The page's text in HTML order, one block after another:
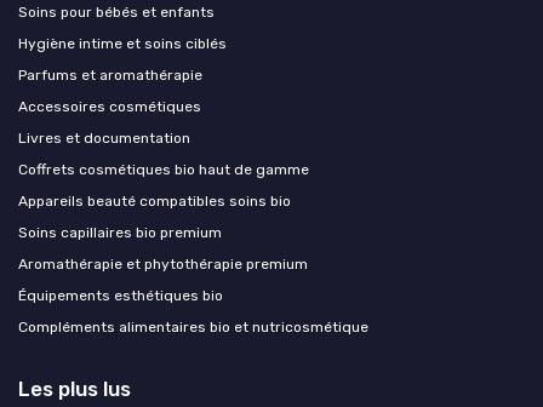
Soins pour bébés et enfants
Hygiène intime et soins ciblés
Parfums et aromathérapie
Accessoires cosmétiques
Livres et documentation
Coffrets cosmétiques bio haut de gamme
Appareils beauté compatibles soins bio
Soins capillaires bio premium
Aromathérapie et phytothérapie premium
Équipements esthétiques bio
Compléments alimentaires bio et nutricosmétique
Les plus lus